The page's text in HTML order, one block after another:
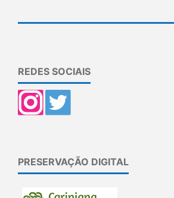
REDES SOCIAIS
PRESERVAÇÃO DIGITAL